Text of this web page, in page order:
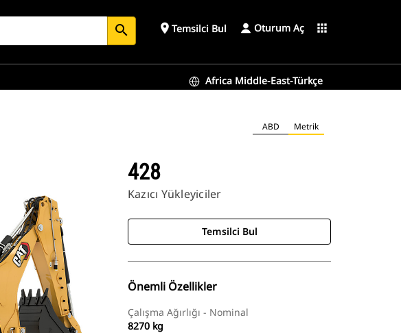
search place Temsilci Bul Oturum Aç apps
Africa Middle-East-Türkçe
ABD Metrik
428
Kazıcı Yükleyiciler
Temsilci Bul
Önemli Özellikler
Çalışma Ağırlığı - Nominal
8270 kg